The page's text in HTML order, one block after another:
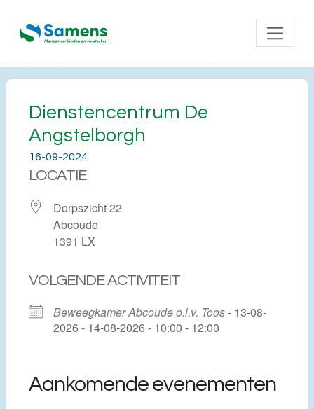
Dienstencentrum De
Angstelborgh
16-09-2024
LOCATIE
Dorpszicht 22
Abcoude
1391 LX
VOLGENDE ACTIVITEIT
Beweegkamer Abcoude o.l.v. Toos- 13-08-
2026 - 14-08-2026 - 10:00 - 12:00
Aankomende evenementen